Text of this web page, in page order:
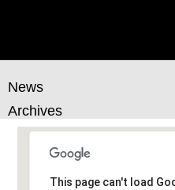
シ
ョ
ン
News
Archives
This page can't load